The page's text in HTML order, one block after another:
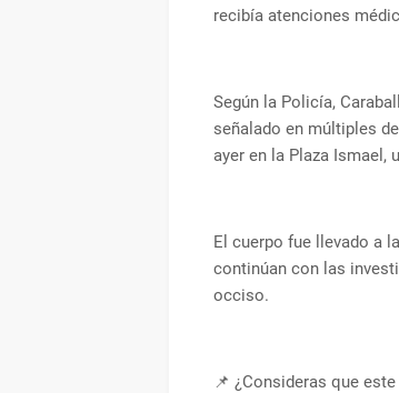
recibía atenciones
Según la Policía,
señalado en múltiples
ayer en la Plaza Ismael,
El cuerpo fue llevado a
continúan con las
occiso.
📌 ¿Consideras que